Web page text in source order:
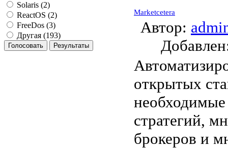
Solaris (2)
ReactOS (2)
FreeDos (3)
Другая (193)
Marketcetera
Автор:
открытых
необходимые
стратегий,
брокеров и